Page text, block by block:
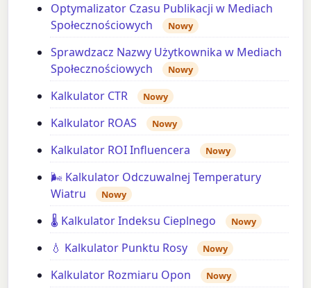
Optymalizator Czasu Publikacji w Mediach
Społecznościowych
Nowy
Sprawdzacz Nazwy Użytkownika w Mediach
Społecznościowych
Nowy
Kalkulator CTR Nowy
Kalkulator ROAS Nowy
Kalkulator ROI Influencera Nowy
🌬️ Kalkulator Odczuwalnej Temperatury
Wiatru
Nowy
🌡️ Kalkulator Indeksu Cieplnego Nowy
💧 Kalkulator Punktu Rosy Nowy
Kalkulator Rozmiaru Opon Nowy